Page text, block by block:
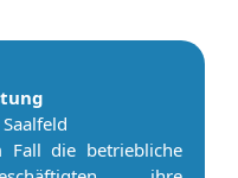
Fall die betriebliche